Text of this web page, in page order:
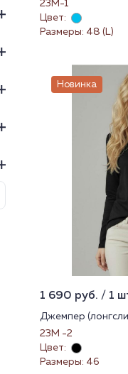
23М-1
Цвет:
Размеры: 48 (L)
Новинка
1 690 руб. / 1
Джемпер
23М -2
Цвет:
Размеры: 46